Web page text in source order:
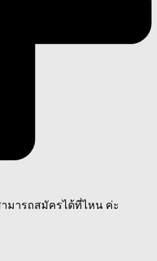
มารถสมัครได้ที่ไหน ค่ะ